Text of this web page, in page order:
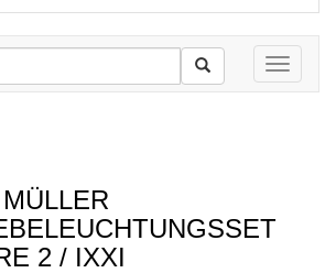
Toggle
2 / IXXI